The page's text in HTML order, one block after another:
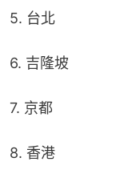
5. 台北
6. 吉隆坡
7. 京都
8. 香港